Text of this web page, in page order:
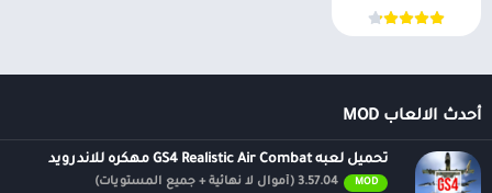
أحدث الالعاب MOD
تحميل لعبه GS4 Realistic Air Combat مهكره للاندرويد
MOD 3.57.04 (أموال لا نهائية + جميع المستويات)